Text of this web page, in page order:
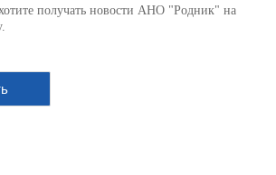
получать новости АНО "Родник" на